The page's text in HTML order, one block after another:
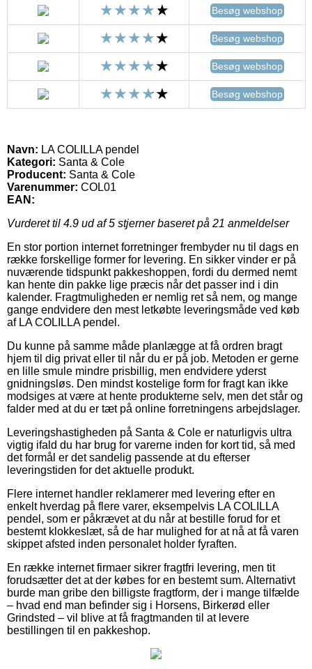
Besøg webshop
Besøg webshop
Besøg webshop
Besøg webshop
Navn: LA COLILLA pendel
Kategori: Santa & Cole
Producent: Santa & Cole
Varenummer: COL01
EAN:
Vurderet til 4.9 ud af 5 stjerner baseret på 21 anmeldelser
En stor portion internet forretninger frembyder nu til dags en
række forskellige former for levering. En sikker vinder er på
nuværende tidspunkt pakkeshoppen, fordi du dermed nemt
kan hente din pakke lige præcis når det passer ind i din
kalender. Fragtmuligheden er nemlig ret så nem, og mange
gange endvidere den mest letkøbte leveringsmåde ved køb
af LA COLILLA pendel.
Du kunne på samme måde planlægge at få ordren bragt
hjem til dig privat eller til når du er på job. Metoden er gerne
en lille smule mindre prisbillig, men endvidere yderst
gnidningsløs. Den mindst kostelige form for fragt kan ikke
modsiges at være at hente produkterne selv, men det står og
falder med at du er tæt på online forretningens arbejdslager.
Leveringshastigheden på Santa & Cole er naturligvis ultra
vigtig ifald du har brug for varerne inden for kort tid, så med
det formål er det sandelig passende at du efterser
leveringstiden for det aktuelle produkt.
Flere internet handler reklamerer med levering efter en
enkelt hverdag på flere varer, eksempelvis LA COLILLA
pendel, som er påkrævet at du når at bestille forud for et
bestemt klokkeslæt, så de har mulighed for at nå at få varen
skippet afsted inden personalet holder fyraften.
En række internet firmaer sikrer fragtfri levering, men tit
forudsætter det at der købes for en bestemt sum. Alternativt
burde man gribe den billigste fragtform, der i mange tilfælde
– hvad end man befinder sig i Horsens, Birkerød eller
Grindsted – vil blive at få fragtmanden til at levere
bestillingen til en pakkeshop.